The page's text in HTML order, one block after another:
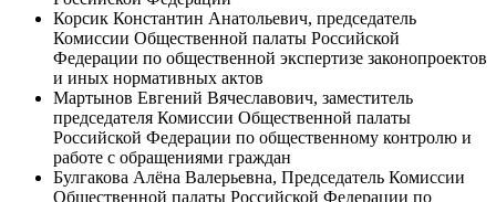
Корсик Константин Анатольевич, председатель
Комиссии Общественной палаты Российской
Федерации по общественной экспертизе законопроектов
и иных нормативных актов
Мартынов Евгений Вячеславович, заместитель
председателя Комиссии Общественной палаты
Российской Федерации по общественному контролю и
работе с обращениями граждан
Булгакова Алёна Валерьевна, Председатель Комиссии
Общественной палаты Российской Федерации по